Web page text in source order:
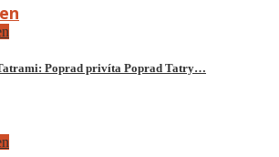
Poprad privíta Poprad Tatry…